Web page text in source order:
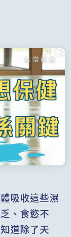
吸收這些濕
、食慾不
道除了天